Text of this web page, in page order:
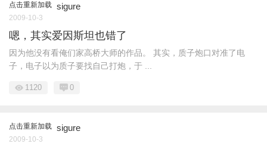
点击重新加载 sigure
2009-10-3
嗯，其实爱因斯坦也错了
因为他没有看俺们家高桥大师的作品。 其实，质子炮口对准了电
子，电子以为质子要找自己打炮，于 ...
1120 0
点击重新加载 sigure
2009-10-3